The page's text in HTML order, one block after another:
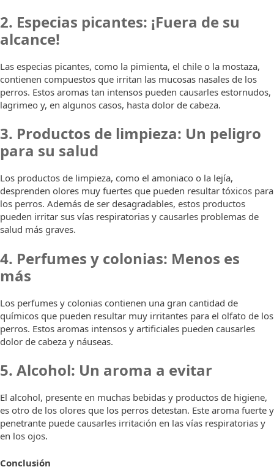
2. Especias picantes: ¡Fuera de su
alcance!
Las especias picantes, como la pimienta, el chile o la mostaza,
contienen compuestos que irritan las mucosas nasales de los
perros. Estos aromas tan intensos pueden causarles estornudos,
lagrimeo y, en algunos casos, hasta dolor de cabeza.
3. Productos de limpieza: Un peligro
para su salud
Los productos de limpieza, como el amoniaco o la lejía,
desprenden olores muy fuertes que pueden resultar tóxicos para
los perros. Además de ser desagradables, estos productos
pueden irritar sus vías respiratorias y causarles problemas de
salud más graves.
4. Perfumes y colonias: Menos es
más
Los perfumes y colonias contienen una gran cantidad de
químicos que pueden resultar muy irritantes para el olfato de los
perros. Estos aromas intensos y artificiales pueden causarles
dolor de cabeza y náuseas.
5. Alcohol: Un aroma a evitar
El alcohol, presente en muchas bebidas y productos de higiene,
es otro de los olores que los perros detestan. Este aroma fuerte y
penetrante puede causarles irritación en las vías respiratorias y
en los ojos.
Conclusión